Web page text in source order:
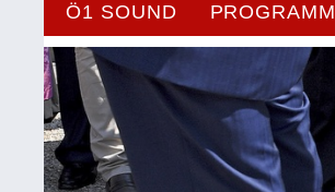
Ö1 SOUND PROGRAMM